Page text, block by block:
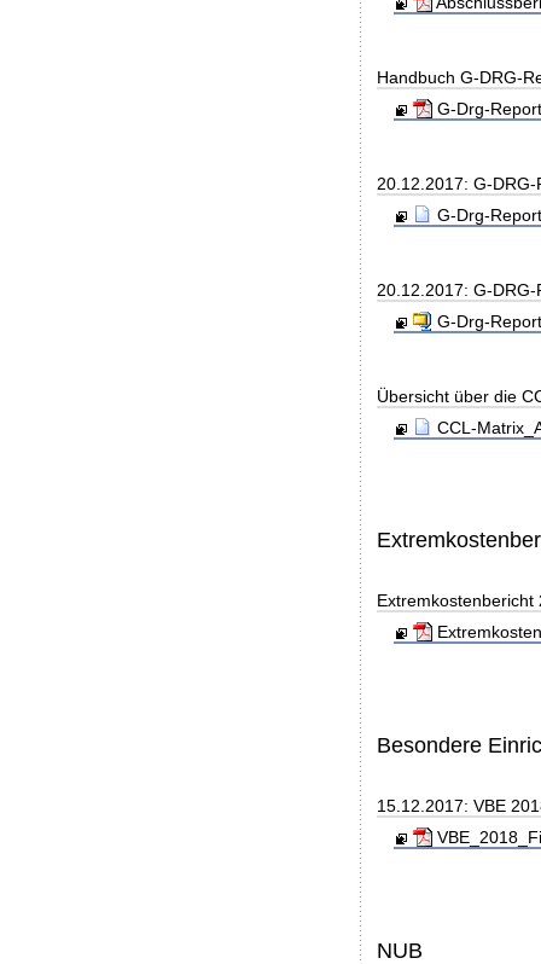
Handbuch G-DRG-
G-Drg-
20.12.2017: G-
G-Drg-
20.12.2017: G-
G-Drg-
Übersicht über die
CCL-
Extremkostenbericht
Besondere
15.12.2017: VBE
NUB